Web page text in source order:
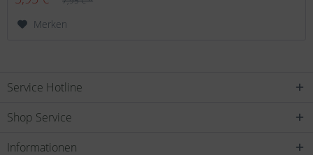
Merken
Service Hotline
Shop Service
Informationen